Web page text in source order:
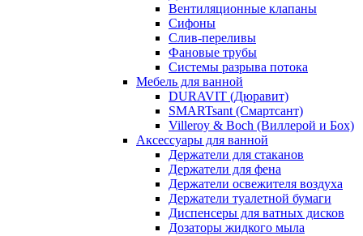
Вентиляционные клапаны
Сифоны
Слив-переливы
Фановые трубы
Системы разрыва потока
Мебель для ванной
DURAVIT (Дюравит)
SMARTsant (Смартсант)
Villeroy & Boch (Виллерой и Бох)
Аксессуары для ванной
Держатели для стаканов
Держатели для фена
Держатели освежителя воздуха
Держатели туалетной бумаги
Диспенсеры для ватных дисков
Дозаторы жидкого мыла